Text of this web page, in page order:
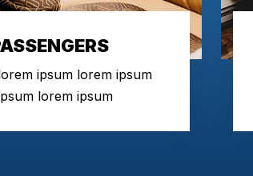
ipsum lorem ipsum
lorem ipsum